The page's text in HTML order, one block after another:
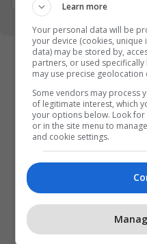
Learn more
Your personal data will be
your device (cookies,
data) may be stored by,
partners, or used
may use precise geolocation
Some vendors may process
of legitimate interest, which
your options below. Look
or in the site menu to
and cookie settings.